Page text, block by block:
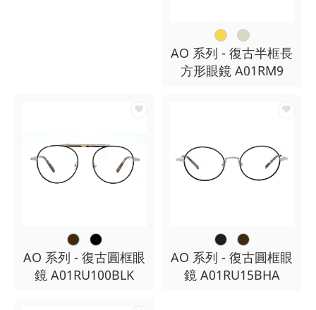
AO 系列 - 復古半框長
方形眼鏡 A01RM9
AO 系列 - 復古圓框眼
鏡 A01RU100BLK
AO 系列 - 復古圓框眼
鏡 A01RU15BHA